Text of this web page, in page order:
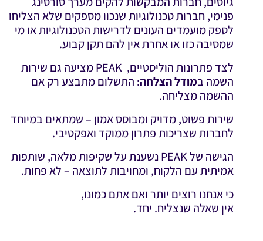
פנימי, חברות טכנולוגיות שנכוו מספקים שלא הצליחו
לספק מועמדים העונים לדרישות הטכנולוגיות או מי
שמסיבה כזו או אחרת אין להם תקן קבוע.
לצד פתרונות הוליסטיים, PEAK מציעה גם שירות
השמה במודל הצלחה: התשלום מתבצע רק אם
ההשמה מצליחה.
שירות פשוט, מדויק ומבוסס אמון – שמתאים במיוחד
לחברות שצריכות פתרון ממוקד ואפקטיבי.
הגישה של PEAK נשענת על שקיפות מלאה, שותפות
אמיתית עם הלקוח, ומחויבות לתוצאה – לא פחות.
כי אנחנו רוצים יותר ואם אתם כמונו,
אין שאלה שנצליח. יחד.